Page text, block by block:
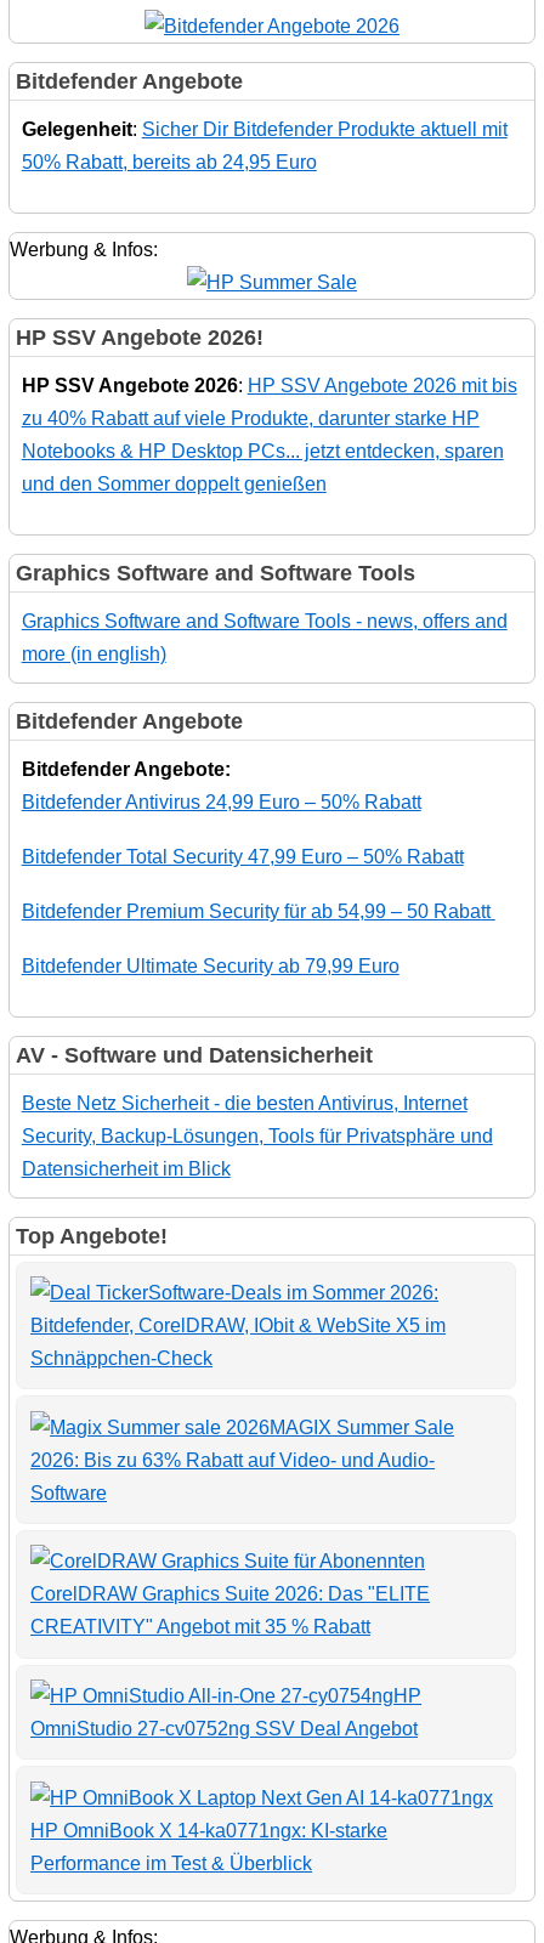
Bitdefender Angebote
Gelegenheit: Sicher Dir Bitdefender Produkte aktuell mit
50% Rabatt, bereits ab 24,95 Euro
Werbung & Infos:
HP SSV Angebote 2026!
HP SSV Angebote 2026: HP SSV Angebote 2026 mit bis
zu 40% Rabatt auf viele Produkte, darunter starke HP
Notebooks & HP Desktop PCs... jetzt entdecken, sparen
und den Sommer doppelt genießen
Graphics Software and Software Tools
Graphics Software and Software Tools - news, offers and
more (in english)
Bitdefender Angebote
Bitdefender Angebote:
Bitdefender Antivirus 24,99 Euro – 50% Rabatt
Bitdefender Total Security 47,99 Euro – 50% Rabatt
Bitdefender Premium Security für ab 54,99 – 50 Rabatt
Bitdefender Ultimate Security ab 79,99 Euro
AV - Software und Datensicherheit
Beste Netz Sicherheit - die besten Antivirus, Internet
Security, Backup-Lösungen, Tools für Privatsphäre und
Datensicherheit im Blick
Top Angebote!
Software-Deals im Sommer 2026:
Bitdefender, CorelDRAW, IObit & WebSite X5 im
Schnäppchen-Check
MAGIX Summer Sale
2026: Bis zu 63% Rabatt auf Video- und Audio-
Software
CorelDRAW Graphics Suite 2026: Das "ELITE
CREATIVITY" Angebot mit 35 % Rabatt
HP
OmniStudio 27-cv0752ng SSV Deal Angebot
HP OmniBook X 14-ka0771ngx: KI-starke
Performance im Test & Überblick
Werbung & Infos: